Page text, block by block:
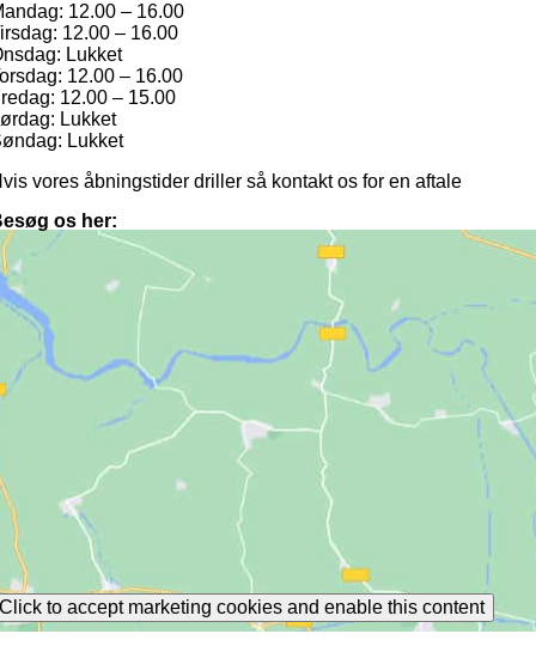
12.00 – 16.00
12.00 – 16.00
Lukket
12.00 – 16.00
12.00 – 15.00
Lukket
Lukket
vores åbningstider driller så kontakt os for en aftale
os her:
Click to accept marketing cookies and enable this content